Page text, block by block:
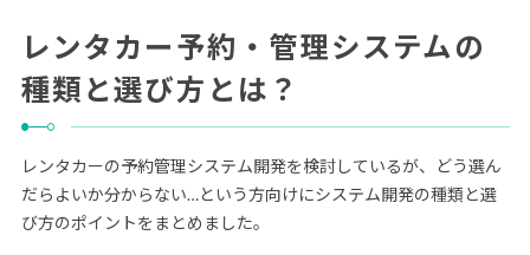
レンタカー予約・管理システムの
種類と選び方とは？
レンタカーの予約管理システム開発を検討しているが、どう選ん
だらよいか分からない…という方向けにシステム開発の種類と選
び方のポイントをまとめました。